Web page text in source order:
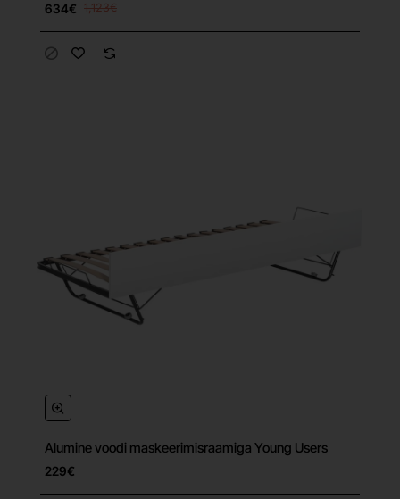
634€ 1,123€
Alumine voodi maskeerimisraamiga Young Users
229€